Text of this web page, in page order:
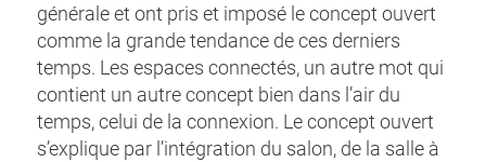
générale et ont pris et imposé le concept ouvert
comme la grande tendance de ces derniers
temps. Les espaces connectés, un autre mot qui
contient un autre concept bien dans l’air du
temps, celui de la connexion. Le concept ouvert
s’explique par l’intégration du salon, de la salle à